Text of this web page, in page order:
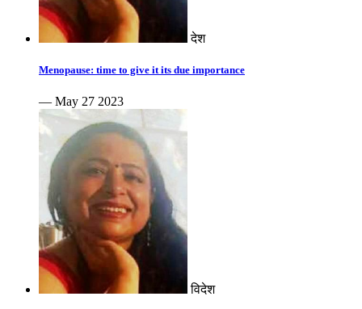
देश
Menopause: time to give it its due importance
— May 27 2023
विदेश